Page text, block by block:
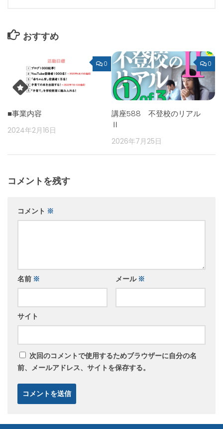
おすすめ
0
■事業内容
2024年2月16日
0
講座588 不登校のリアル
Ⅱ
2026年7月25日
コメントを残す
コメント ※
名前 ※ メール ※
サイト
次回のコメントで使用するためブラウザーに自分の名
前、メールアドレス、サイトを保存する。